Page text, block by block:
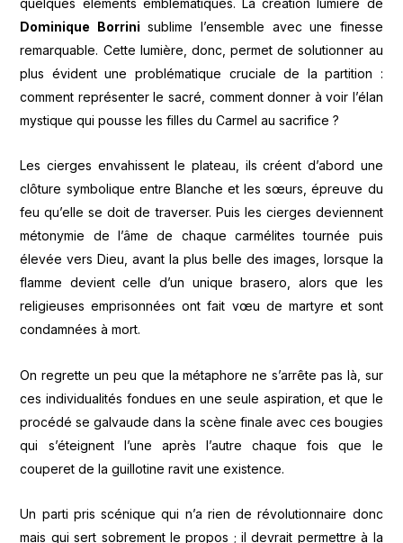
quelques éléments emblématiques. La création lumière de
Dominique Borrini sublime l’ensemble avec une finesse
remarquable. Cette lumière, donc, permet de solutionner au
plus évident une problématique cruciale de la partition :
comment représenter le sacré, comment donner à voir l’élan
mystique qui pousse les filles du Carmel au sacrifice ?
Les cierges envahissent le plateau, ils créent d’abord une
clôture symbolique entre Blanche et les sœurs, épreuve du
feu qu’elle se doit de traverser. Puis les cierges deviennent
métonymie de l’âme de chaque carmélites tournée puis
élevée vers Dieu, avant la plus belle des images, lorsque la
flamme devient celle d’un unique brasero, alors que les
religieuses emprisonnées ont fait vœu de martyre et sont
condamnées à mort.
On regrette un peu que la métaphore ne s’arrête pas là, sur
ces individualités fondues en une seule aspiration, et que le
procédé se galvaude dans la scène finale avec ces bougies
qui s’éteignent l’une après l’autre chaque fois que le
couperet de la guillotine ravit une existence.
Un parti pris scénique qui n’a rien de révolutionnaire donc
mais qui sert sobrement le propos ; il devrait permettre à la